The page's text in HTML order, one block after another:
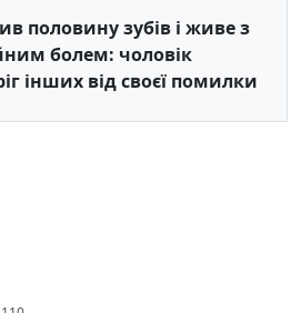
половину зубів і живе з
болем: чоловік
інших від своєї помилки